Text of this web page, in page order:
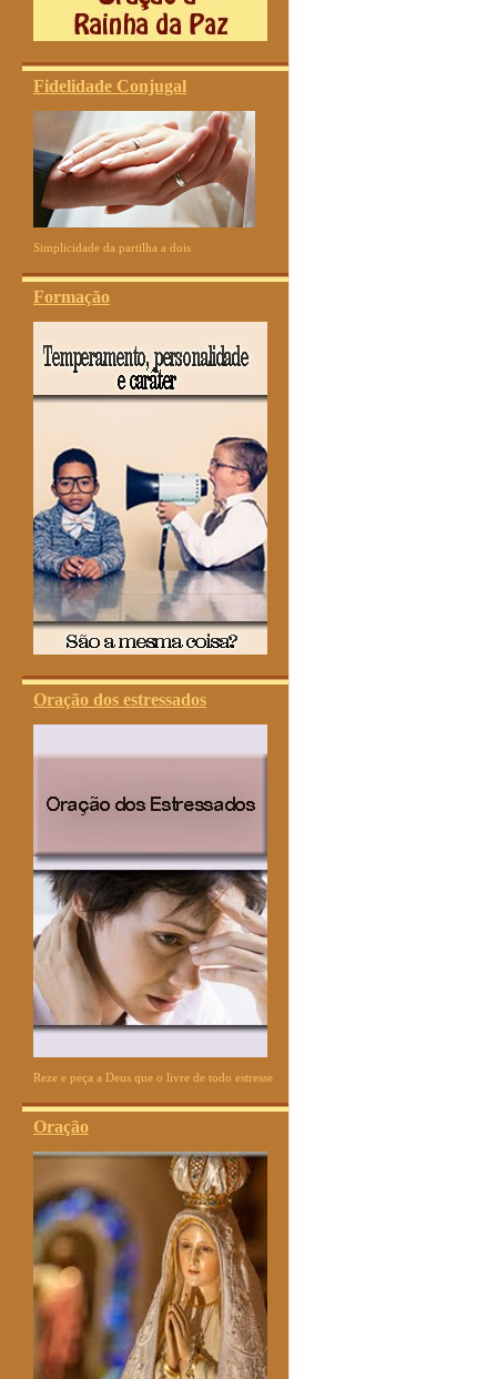
Fidelidade Conjugal
Simplicidade da partilha a dois
Formação
Oração dos estressados
Reze e peça a Deus que o livre de todo estresse
Oração